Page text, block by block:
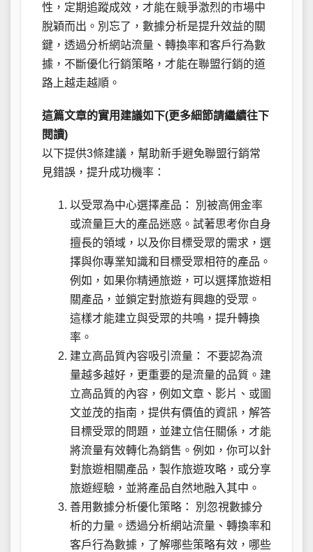
性，定期追蹤成效，才能在競爭激烈的市場中
脫穎而出。別忘了，數據分析是提升效益的關
鍵，透過分析網站流量、轉換率和客戶行為數
據，不斷優化行銷策略，才能在聯盟行銷的道
路上越走越順。
這篇文章的實用建議如下(更多細節請繼續往下
閱讀)
以下提供3條建議，幫助新手避免聯盟行銷常
見錯誤，提升成功機率：
以受眾為中心選擇產品： 別被高佣金率
或流量巨大的產品迷惑。試著思考你自身
擅長的領域，以及你目標受眾的需求，選
擇與你專業知識和目標受眾相符的產品。
例如，如果你精通旅遊，可以選擇旅遊相
關產品，並鎖定對旅遊有興趣的受眾。
這樣才能建立與受眾的共鳴，提升轉換
率。
建立高品質內容吸引流量： 不要認為流
量越多越好，更重要的是流量的品質。建
立高品質的內容，例如文章、影片、或圖
文並茂的指南，提供有價值的資訊，解答
目標受眾的問題，並建立信任關係，才能
將流量有效轉化為銷售。例如，你可以針
對旅遊相關產品，製作旅遊攻略，或分享
旅遊經驗，並將產品自然地融入其中。
善用數據分析優化策略： 別忽視數據分
析的力量。透過分析網站流量、轉換率和
客戶行為數據，了解哪些策略有效，哪些